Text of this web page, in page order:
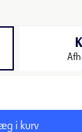
i kurv